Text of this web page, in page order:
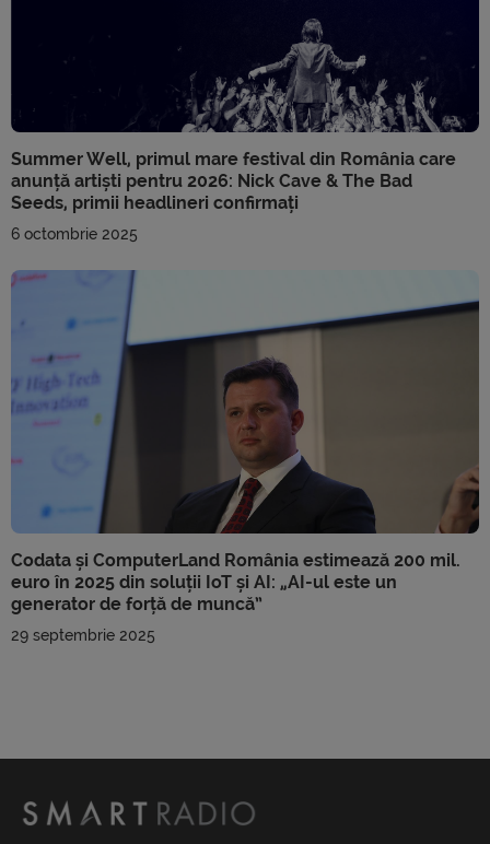
Summer Well, primul mare festival din România care
anunță artiști pentru 2026: Nick Cave & The Bad
Seeds, primii headlineri confirmați
6 octombrie 2025
Codata și ComputerLand România estimează 200 mil.
euro în 2025 din soluții IoT și AI: „AI-ul este un
generator de forță de muncă”
29 septembrie 2025